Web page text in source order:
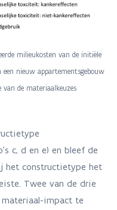
milieukosten van de initiële
een nieuw appartementsgebouw
de materiaalkeuzes
c, d en e) en bleef de
het constructietype het
Twee van de drie
impact te